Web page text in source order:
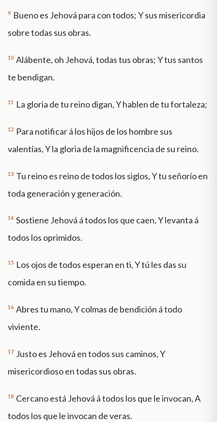
9 Bueno es Jehová para con todos; Y sus misericordia
sobre todas sus obras.
10 Alábente, oh Jehová, todas tus obras; Y tus santos
te bendigan.
11 La gloria de tu reino digan, Y hablen de tu fortaleza;
12 Para notificar á los hijos de los hombre sus
valentías, Y la gloria de la magnificencia de su reino.
13 Tu reino es reino de todos los siglos, Y tu señorío en
toda generación y generación.
14 Sostiene Jehová á todos los que caen, Y levanta á
todos los oprimidos.
15 Los ojos de todos esperan en ti, Y tú les das su
comida en su tiempo.
16 Abres tu mano, Y colmas de bendición á todo
viviente.
17 Justo es Jehová en todos sus caminos, Y
misericordioso en todas sus obras.
18 Cercano está Jehová á todos los que le invocan, A
todos los que le invocan de veras.